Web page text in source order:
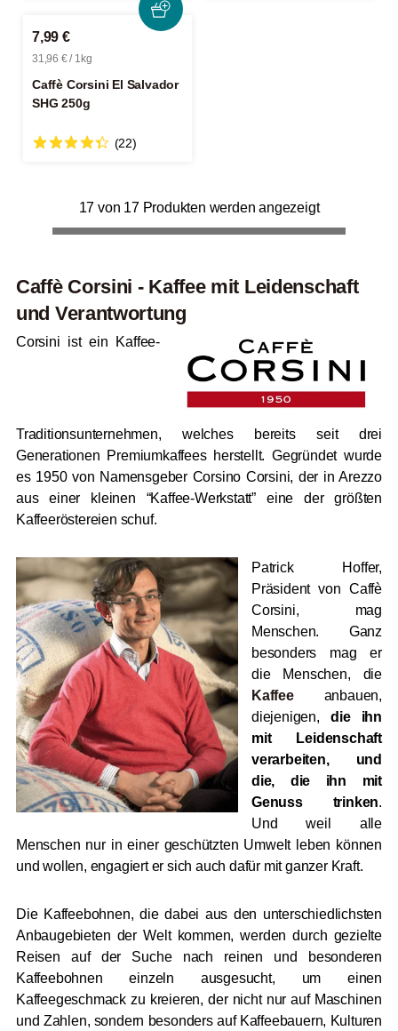
7,99 €
31,96 € / 1kg
Caffè Corsini El Salvador
SHG 250g
(22)
17 von 17 Produkten werden angezeigt
Caffè Corsini - Kaffee mit Leidenschaft
und Verantwortung
Corsini ist ein Kaffee-
Traditionsunternehmen, welches bereits seit drei
Generationen Premiumkaffees herstellt. Gegründet wurde
es 1950 von Namensgeber Corsino Corsini, der in Arezzo
aus einer kleinen “Kaffee-Werkstatt” eine der größten
Kaffeeröstereien schuf.
Patrick Hoffer,
Präsident von Caffè
Corsini, mag
Menschen. Ganz
besonders mag er
die Menschen, die
Kaffeeanbauen,
diejenigen, die ihn
mit Leidenschaft
verarbeiten, und
die, die ihn mit
Genuss trinken.
Und weil alle
Menschen nur in einer geschützten Umwelt leben können
und wollen, engagiert er sich auch dafür mit ganzer Kraft.
Die Kaffeebohnen, die dabei aus den unterschiedlichsten
Anbaugebieten der Welt kommen, werden durch gezielte
Reisen auf der Suche nach reinen und besonderen
Kaffeebohnen einzeln ausgesucht, um einen
Kaffeegeschmack zu kreieren, der nicht nur auf Maschinen
und Zahlen, sondern besonders auf Kaffeebauern, Kulturen